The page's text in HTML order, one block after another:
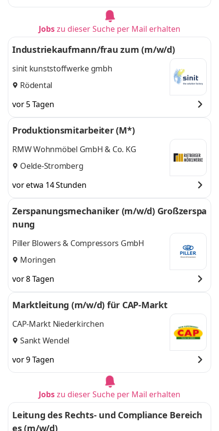
Jobszu dieser Suche per Mail erhalten
Industriekaufmann/frau zum (m/w/d)
sinit kunststoffwerke gmbh
Rödental
vor 5 Tagen
Produktionsmitarbeiter (M*)
RMW Wohnmöbel GmbH & Co. KG
Oelde-Stromberg
vor etwa 14 Stunden
Zerspanungsmechaniker (m/w/d) Großzerspa
nung
Piller Blowers & Compressors GmbH
Moringen
vor 8 Tagen
Marktleitung (m/w/d) für CAP-Markt
CAP-Markt Niederkirchen
Sankt Wendel
vor 9 Tagen
Jobszu dieser Suche per Mail erhalten
Leitung des Rechts- und Compliance Bereich
es (m/w/d)